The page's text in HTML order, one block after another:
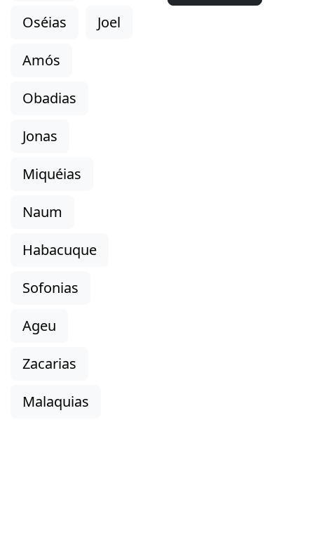
Oséias
Joel
Amós
Obadias
Jonas
Miquéias
Naum
Habacuque
Sofonias
Ageu
Zacarias
Malaquias